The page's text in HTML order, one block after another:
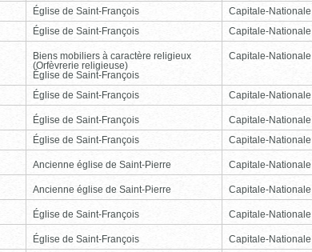
Église de Saint-François Capitale-Nationale
Église de Saint-François Capitale-Nationale
Biens mobiliers à caractère religieux
(Orfèvrerie religieuse)
Église de Saint-François
Capitale-Nationale
Église de Saint-François Capitale-Nationale
Église de Saint-François Capitale-Nationale
Église de Saint-François Capitale-Nationale
Ancienne église de Saint-Pierre Capitale-Nationale
Ancienne église de Saint-Pierre Capitale-Nationale
Église de Saint-François Capitale-Nationale
Église de Saint-François Capitale-Nationale